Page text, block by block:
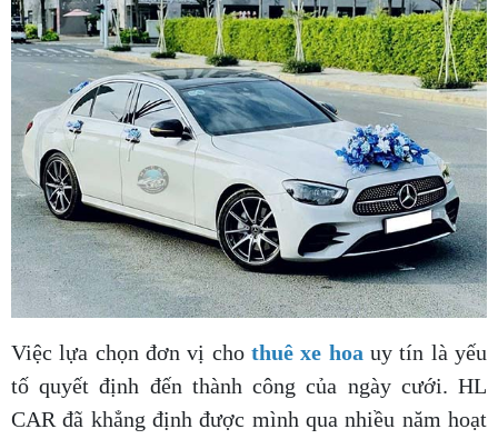
Việc lựa chọn đơn vị cho thuê xe hoa uy tín là yếu
tố quyết định đến thành công của ngày cưới. HL
CAR đã khẳng định được mình qua nhiều năm hoạt